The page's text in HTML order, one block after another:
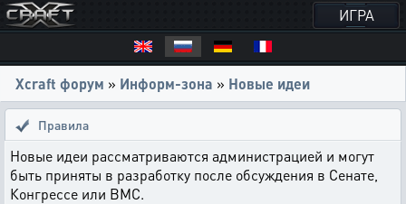
ИГРА
Xcraft форум » Информ-зона » Новые идеи
Правила
Новые идеи рассматриваются администрацией и могут
быть приняты в разработку после обсуждения в Сенате,
Конгрессе или ВМС.